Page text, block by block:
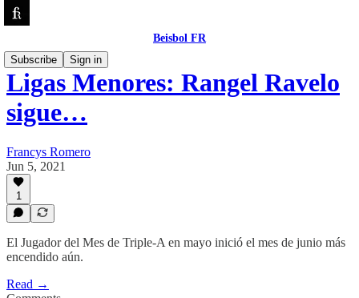
Beisbol FR
Subscribe
Sign in
Ligas Menores: Rangel Ravelo
sigue…
Francys Romero
Jun 5, 2021
1
El Jugador del Mes de Triple-A en mayo inició el mes de junio más
encendido aún.
Read →